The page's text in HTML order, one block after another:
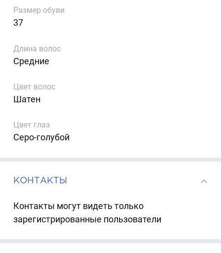
Размер обуви
37
Длина волос
Средние
Цвет волос
Шатен
Цвет глаз
Серо-голубой
КОНТАКТЫ
Контакты могут видеть только
зарегистрированные пользователи